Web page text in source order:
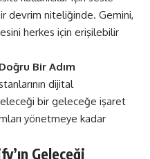
devrim niteliğinde. Gemini,
herkes için erişilebilir
Bir Adım
dijital
bir geleceğe işaret
yönetmeye kadar
Geleceği